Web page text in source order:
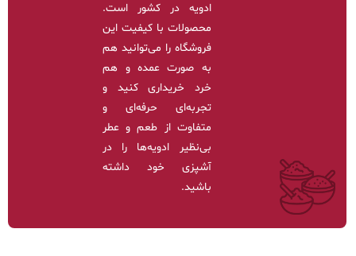
ادویه در کشور است.
محصولات با کیفیت این
فروشگاه را می‌توانید هم
به صورت عمده و هم
خرد خریداری کنید و
تجربه‌ای حرفه‌ای و
متفاوت از طعم و عطر
بی‌نظیر ادویه‌ها را در
آشپزی خود داشته
باشید.